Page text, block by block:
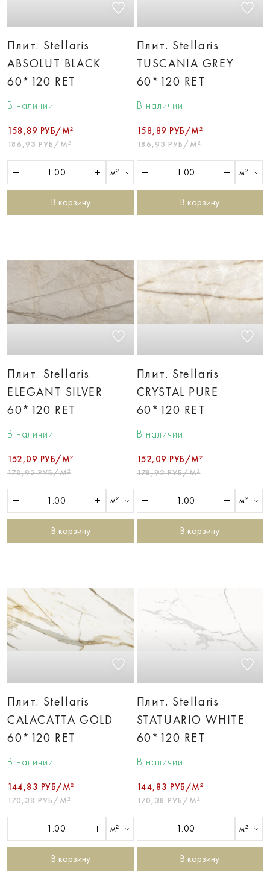
Плит. Stellaris
ABSOLUT BLACK
60*120 RET
В наличии
158,89 РУБ/М²
186,93 РУБ/М²
м²
В корзину
Плит. Stellaris
TUSCANIA GREY
60*120 RET
В наличии
158,89 РУБ/М²
186,93 РУБ/М²
м²
В корзину
Плит. Stellaris
ELEGANT SILVER
60*120 RET
В наличии
152,09 РУБ/М²
178,92 РУБ/М²
м²
В корзину
Плит. Stellaris
CRYSTAL PURE
60*120 RET
В наличии
152,09 РУБ/М²
178,92 РУБ/М²
м²
В корзину
Плит. Stellaris
CALACATTA GOLD
60*120 RET
В наличии
144,83 РУБ/М²
170,38 РУБ/М²
м²
В корзину
Плит. Stellaris
STATUARIO WHITE
60*120 RET
В наличии
144,83 РУБ/М²
170,38 РУБ/М²
м²
В корзину